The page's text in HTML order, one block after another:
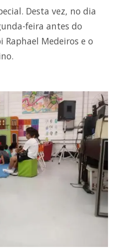
Desta vez, no dia
feira antes do
Medeiros e o